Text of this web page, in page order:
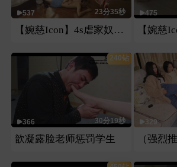
537 23分35秒
【婉慈Icon】4s虐家奴（此部视频有玉娘）
475
240钻
366 30分19秒
歆凝露脸老师惩罚学生
329